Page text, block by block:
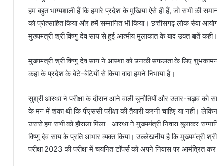
हम बहुत भाग्यशाली हैं कि हमारे प्रदेश के मुखिया ऐसे ही हैं, जो सभी की
को प्रोत्साहित किया और हमें सम्मानित भी किया। छत्तीसगढ़ लोक सेवा
मुख्यमंत्री श्री विष्णु देव साय से हुई आत्मीय मुलाकात के बाद उक्त बातें कही।
मुख्यमंत्री श्री विष्णु देव साय ने आस्था को उनकी सफलता के लिए
कहा के प्रदेश के बेटे-बेटियों से किया वादा हमने निभाया है।
सुश्री आस्था ने परीक्षा के दौरान आने वाली चुनौतियों और उतार-चढ़ाव को
के मन में शंका थी कि पीएससी परीक्षा की तैयारी करनी चाहिए या नहीं।
उससे हम सभी को हौसला मिला। आस्था ने मुख्यमंत्री निवास बुलाकर
विष्णु देव साय के प्रति आभार व्यक्त किया। उल्लेखनीय है कि मुख्यमंत्री
परीक्षा 2023 की परीक्षा में चयनित टॉपर्स को अपने निवास पर आमंत्रित कर